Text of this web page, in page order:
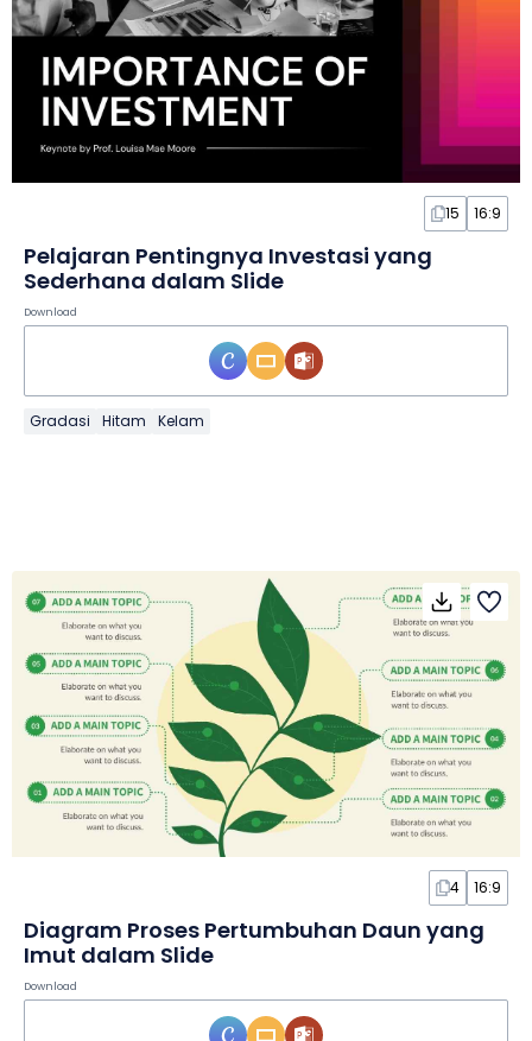
15 16:9
Pelajaran Pentingnya Investasi yang
Sederhana dalam Slide
Download
Gradasi Hitam Kelam
4 16:9
Diagram Proses Pertumbuhan Daun yang
Imut dalam Slide
Download